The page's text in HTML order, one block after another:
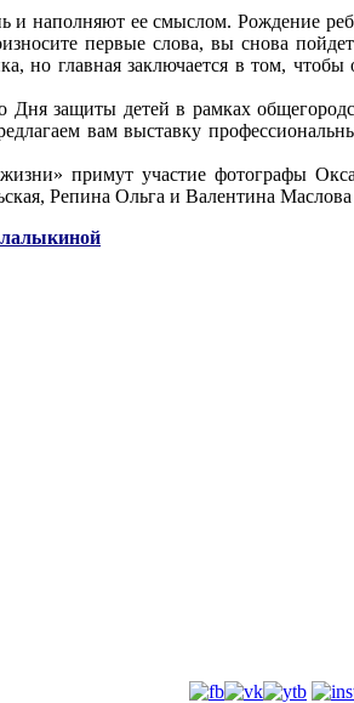
наполняют ее смыслом. Рождение
первые слова, вы снова
но главная заключается в том,
Дня защиты детей в рамках
вам выставку
примут участие фотографы
Репина Ольга и Валентина